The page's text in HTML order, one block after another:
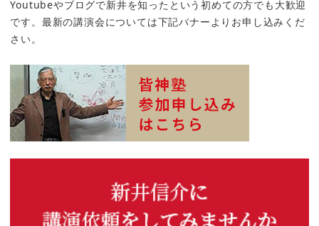
Youtubeやブログで新井を知ったという初めての方でも大歓迎
です。最新の講演会については下記バナーよりお申し込みくだ
さい。